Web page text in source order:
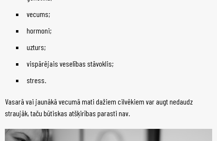
vecums;
hormoni;
uzturs;
vispārējais veselības stāvoklis;
stress.
Vasarā vai jaunākā vecumā mati dažiem cilvēkiem var augt nedaudz
straujāk, taču būtiskas atšķirības parasti nav.